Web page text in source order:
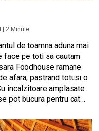
2 Minute
de toamna aduna mai
face pe toti sa cautam
Foodhouse ramane
afara, pastrand totusi o
incalzitoare amplasate
pot bucura pentru cat…